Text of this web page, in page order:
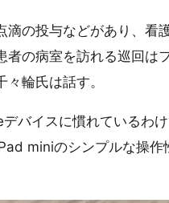
滴の投与などがあり、看
者の病室を訪れる巡回は
輪氏は話す。
バイスに慣れているわ
miniのシンプルな操